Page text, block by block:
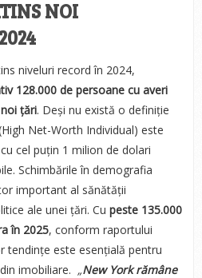
NOI
niveluri record în 2024,
128.000 de persoane cu averi
țări. Deși nu există o definiție
Net-Worth Individual) este
cel puțin 1 milion de dolari
Schimbările în demografia
important al sănătății
ale unei țări. Cu peste 135.000
în 2025, conform raportului
tendințe este esențială pentru
imobiliare. „New York rămâne